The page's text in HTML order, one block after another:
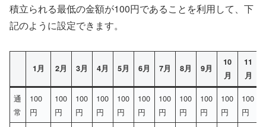
積立られる最低の金額が100円であることを利用して、下
記のように設定できます。
1月 2月 3月 4月 5月 6月 7月 8月 9月
10
月
11
月
通
常
100
円
100
円
100
円
100
円
100
円
100
円
100
円
100
円
100
円
100
円
100
円